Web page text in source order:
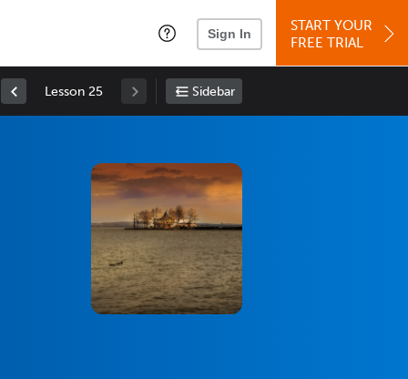
Sign In
START YOUR
FREE TRIAL
Lesson 25 Sidebar